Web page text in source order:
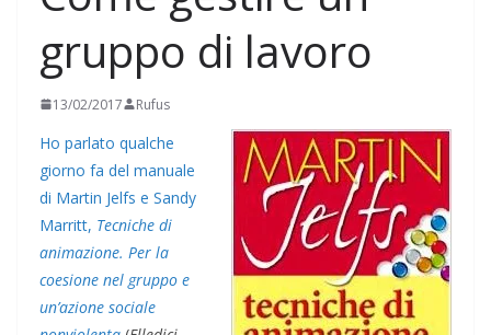
gruppo di lavoro
13/02/2017 Rufus
Ho parlato qualche
giorno fa del manuale
di Martin Jelfs e Sandy
Marritt, Tecniche di
animazione. Per la
coesione nel gruppo e
un’azione sociale